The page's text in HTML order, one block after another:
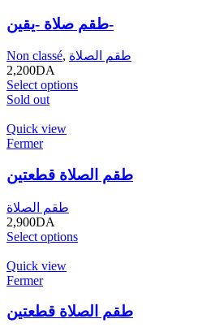
طقم صلاة -يقين-
Non classé, طقم الصلاة
2,200DA
Select options
Sold out
Quick view
Fermer
طقم الصلاة قطعتين
طقم الصلاة
2,900DA
Select options
Quick view
Fermer
طقم الصلاة قطعتين